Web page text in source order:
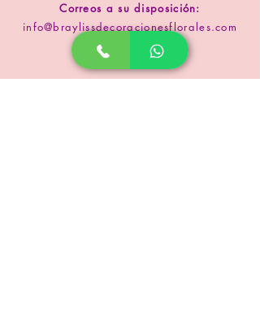
Correos a su disposición:
info@braylissdecoracionesflorales.com